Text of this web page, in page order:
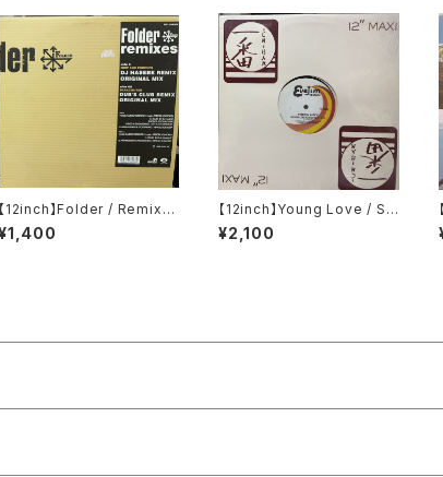
【12inch】Folder / Remixe
【12inch】Young Love / Se
xual Healing Rap
¥2,100